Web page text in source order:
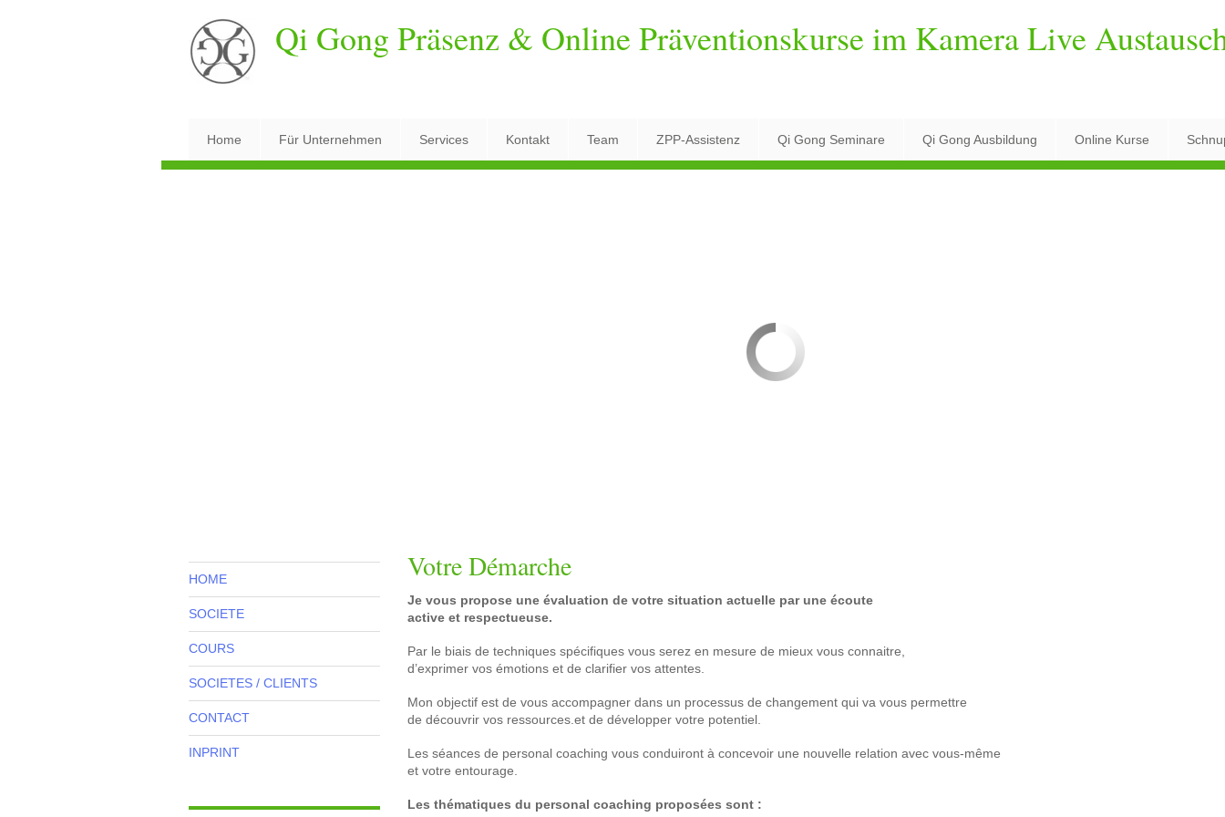
Qi Gong Präsenz & Online Präventionskurse im Kamera Live
Home Für Unternehmen Services Kontakt Team ZPP-Assistenz Qi Gong Seminare Qi Gong Ausbildung Online Kurse
HOME
SOCIETE
COURS
SOCIETES / CLIENTS
CONTACT
INPRINT
Votre Démarche
Je vous propose une évaluation de votre situation actuelle par une écoute
active et respectueuse.
Par le biais de techniques spécifiques vous serez en mesure de mieux vous connaitre,
d’exprimer vos émotions et de clarifier vos attentes.
Mon objectif est de vous accompagner dans un processus de changement qui va vous permettre
de découvrir vos ressources.et de développer votre potentiel.
Les séances de personal coaching vous conduiront à concevoir une nouvelle relation avec vous-même
et votre entourage.
Les thématiques du personal coaching proposées sont :